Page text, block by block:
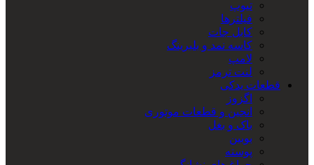
تیوپ
فیلترها
کابل جات
کاسه نمد و بلبرینگ
لامپ
لنت ترمز
قطعات یدکی
اگزوز
انجین و قطعات موتوری
باک و بغل
بوبین
پوسته